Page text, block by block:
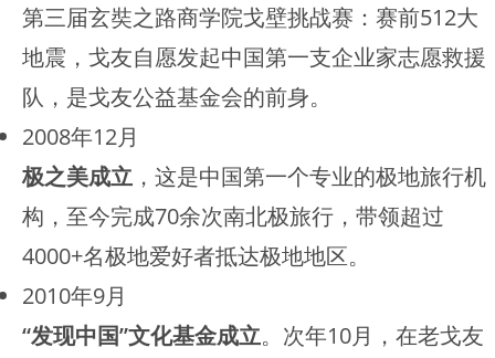
第三届玄奘之路商学院戈壁挑战赛：赛前512大
地震，戈友自愿发起中国第一支企业家志愿救援
队，是戈友公益基金会的前身。
2008年12月
极之美成立 ，这是中国第一个专业的极地旅行机
构，至今完成70余次南北极旅行，带领超过
4000+名极地爱好者抵达极地地区。
2010年9月
“发现中国”文化基金成立。次年10月，在老戈友